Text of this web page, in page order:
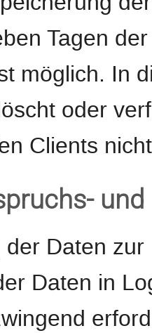
Tagen
möglich. In
oder
Clients
Daten
Daten in